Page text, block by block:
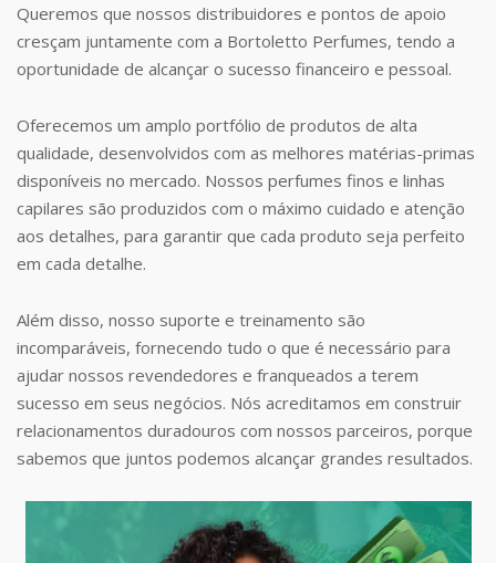
Queremos que nossos distribuidores e pontos de apoio
cresçam juntamente com a Bortoletto Perfumes, tendo a
oportunidade de alcançar o sucesso financeiro e pessoal.
Oferecemos um amplo portfólio de produtos de alta
qualidade, desenvolvidos com as melhores matérias-primas
disponíveis no mercado. Nossos perfumes finos e linhas
capilares são produzidos com o máximo cuidado e atenção
aos detalhes, para garantir que cada produto seja perfeito
em cada detalhe.
Além disso, nosso suporte e treinamento são
incomparáveis, fornecendo tudo o que é necessário para
ajudar nossos revendedores e franqueados a terem
sucesso em seus negócios. Nós acreditamos em construir
relacionamentos duradouros com nossos parceiros, porque
sabemos que juntos podemos alcançar grandes resultados.